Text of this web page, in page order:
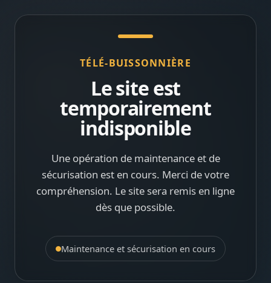
TÉLÉ-BUISSONNIÈRE
Le site est
temporairement
indisponible
Une opération de maintenance et de
sécurisation est en cours. Merci de votre
compréhension. Le site sera remis en ligne
dès que possible.
Maintenance et sécurisation en cours